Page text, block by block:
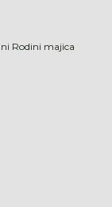
Rodini majica